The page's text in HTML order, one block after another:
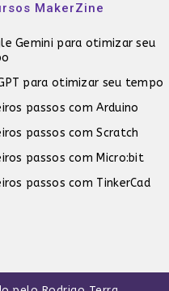
MakerZine
Gemini para otimizar seu
para otimizar seu tempo
passos com Arduino
passos com Scratch
passos com Micro:bit
passos com TinkerCad